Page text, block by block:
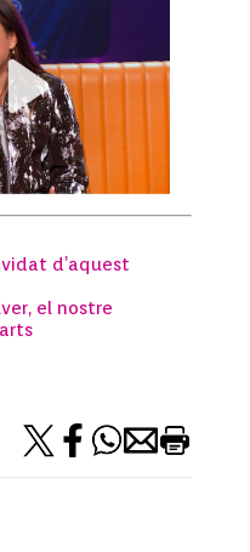
d’aquest
el nostre